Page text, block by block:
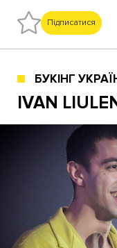
Підписатися
БУКІНГ
IVAN